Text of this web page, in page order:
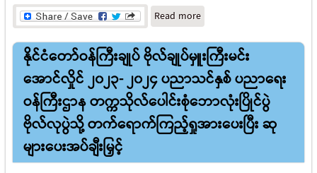
Read moreabout Naypyitaw State
Academy ၂၀၂၃ - ၂၀၂၄
ပညာသင်နှစ် မောင်မယ်
သစ်လွင်ကြိုဆိုပွဲအခမ်းအနား
ကျင်းပ
နိုင်ငံတော်ဝန်ကြီးချုပ် ဗိုလ်ချုပ်မှူးကြီးမင်း
အောင်လှိုင် ၂၀၂၃- ၂၀၂၄ ပညာသင်နှစ် ပညာရေး
ဝန်ကြီးဌာန တက္ကသိုလ်ပေါင်းစုံဘောလုံးပြိုင်ပွဲ
ဗိုလ်လုပွဲသို့ တက်ရောက်ကြည့်ရှုအားပေးပြီး ဆု
များပေးအပ်ချီးမြှင့်